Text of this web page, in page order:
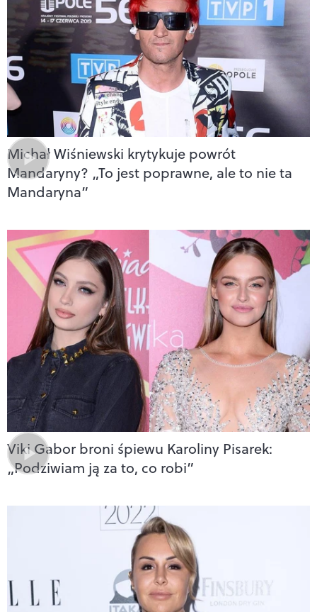
Michał Wiśniewski krytykuje powrót
Mandaryny? „To jest poprawne, ale to nie ta
Mandaryna”
Viki Gabor broni śpiewu Karoliny Pisarek:
„Podziwiam ją za to, co robi”